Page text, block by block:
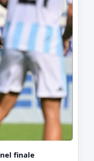
finale